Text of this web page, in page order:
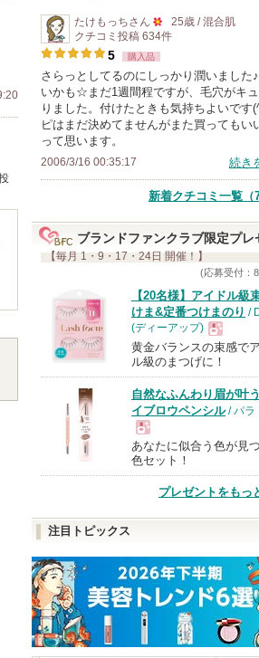
たけもっちさん
50
人
以
上
の
バ
に
お
に
入
登
さ
て
ま
25歳 / 混合肌
クチコミ投稿 634件
5 購入品
さらっとしてるのにしっかり潤いました
いかも☆まだ1週間程ですが、毛穴がキ
りました。付けたときも気持ちよいです
ピはまだ決めてませんがまた買ってもい
って思います。
2006/3/16 00:35:17 続き
新着クチコミ一覧
ブランドファンクラブ限定プレ
【毎月 1・9・17・24日 開催！】
(応募受付：
【20名様】アイドル級
けま&定番つけまのり /
(ディーアップ)
現
品
黄金バランスの束感で
ル級のまつげに！
自然なふんわり眉が叶
イブロウペンシル/ パラ
現
あなたに似合う色が見
色セット！
プレゼントをもっ
注目トピックス